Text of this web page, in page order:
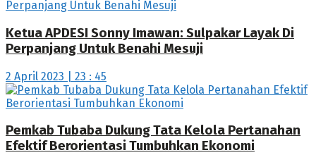
Ketua APDESI Sonny Imawan: Sulpakar Layak Di
Perpanjang Untuk Benahi Mesuji
2 April 2023 | 23 : 45
Pemkab Tubaba Dukung Tata Kelola Pertanahan
Efektif Berorientasi Tumbuhkan Ekonomi